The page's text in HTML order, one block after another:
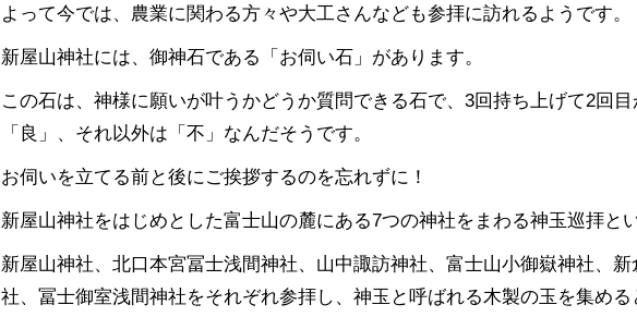
よって今では、農業に関わる方々や大工さんなども参拝に訪れるようです。
新屋山神社には、御神石である「お伺い石」があります。
この石は、神様に願いが叶うかどうか質問できる石で、3回持ち上げて2回目
「良」、それ以外は「不」なんだそうです。
お伺いを立てる前と後にご挨拶するのを忘れずに！
新屋山神社をはじめとした富士山の麓にある7つの神社をまわる神玉巡拝と
新屋山神社、北口本宮冨士浅間神社、山中諏訪神社、富士山小御嶽神社、
社、冨士御室浅間神社をそれぞれ参拝し、神玉と呼ばれる木製の玉を集め